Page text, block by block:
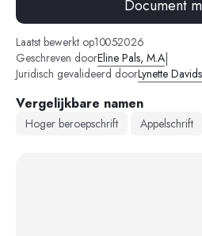
Document
Laatst bewerkt op10-05-2026
Geschreven doorEline Pals, M.A|
Juridisch gevalideerd doorLynette
Vergelijkbare namen
Hoger beroepschrift Appelschrift